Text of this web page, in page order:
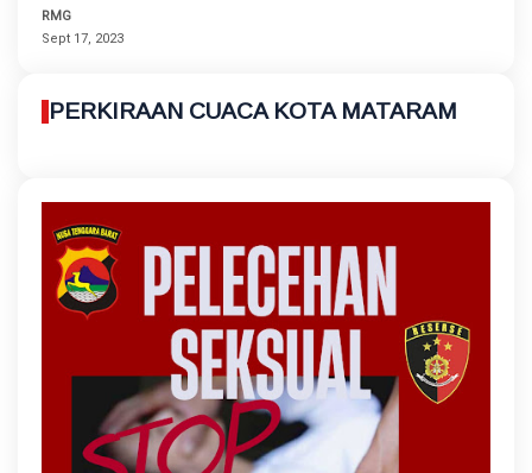
RMG
Sept 17, 2023
PERKIRAAN CUACA KOTA MATARAM